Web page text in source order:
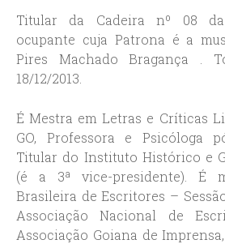
Titular da Cadeira nº 08 da
ocupante cuja Patrona é a
Pires Machado Bragança .
18/12/2013.
É Mestra em Letras e Críticas
GO, Professora e Psicóloga
Titular do Instituto Histórico e
(é a 3ª vice-presidente). É
Brasileira de Escritores –
Associação Nacional de
Associação Goiana de